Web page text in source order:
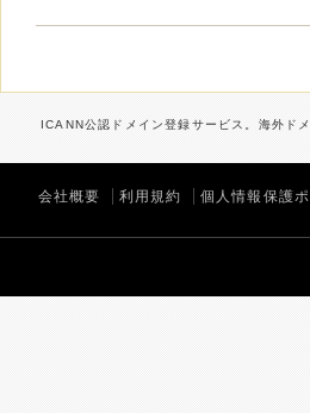
ICANN公認ドメイン登録サービス。海外ド
会社概要 利用規約 個人情報保護